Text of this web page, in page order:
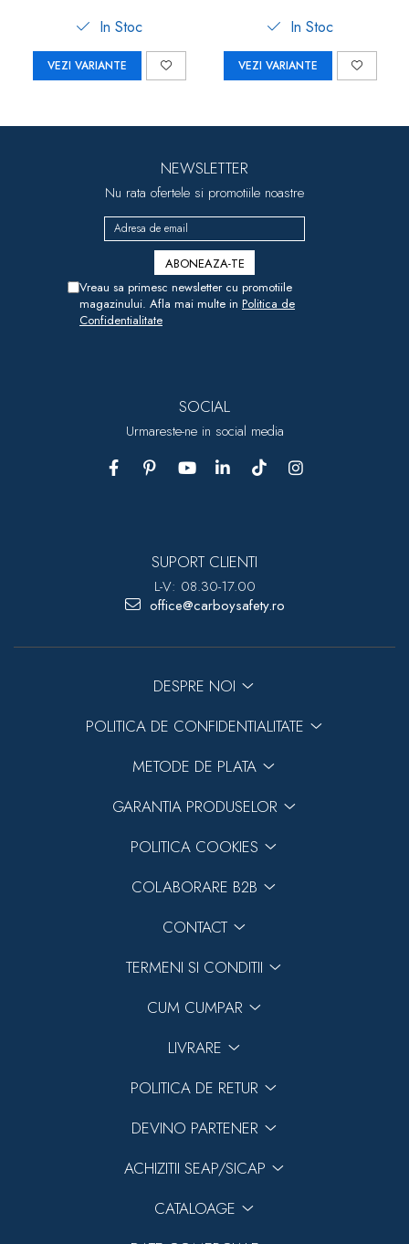
In Stoc
VEZI VARIANTE
In Stoc
VEZI VARIANTE
NEWSLETTER
Nu rata ofertele si promotiile noastre
Vreau sa primesc newsletter cu promotiile
magazinului. Afla mai multe in Politica de
Confidentialitate
SOCIAL
Urmareste-ne in social media
SUPORT CLIENTI
L-V: 08.30-17.00
office@carboysafety.ro
DESPRE NOI
POLITICA DE CONFIDENTIALITATE
METODE DE PLATA
GARANTIA PRODUSELOR
POLITICA COOKIES
COLABORARE B2B
CONTACT
TERMENI SI CONDITII
CUM CUMPAR
LIVRARE
POLITICA DE RETUR
DEVINO PARTENER
ACHIZITII SEAP/SICAP
CATALOAGE